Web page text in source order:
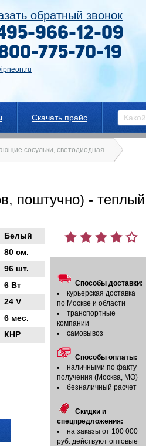
обратный звонок
966-12-09
775-70-19
Скачать прайс
сосульки, светодиодная
поштучно) - теплый
Белый
80 см.
96 шт.
6 Вт
24 V
6 мес.
КНР
Способы доставки:
курьерская доставка
по Москве и области
транспортные
компании
самовывоз
Способы оплаты:
наличными по факту
получения (Москва, МО)
безналичный расчет
Скидки и
спецпредложения:
на заказы от 100 000
руб. действуют оптовые